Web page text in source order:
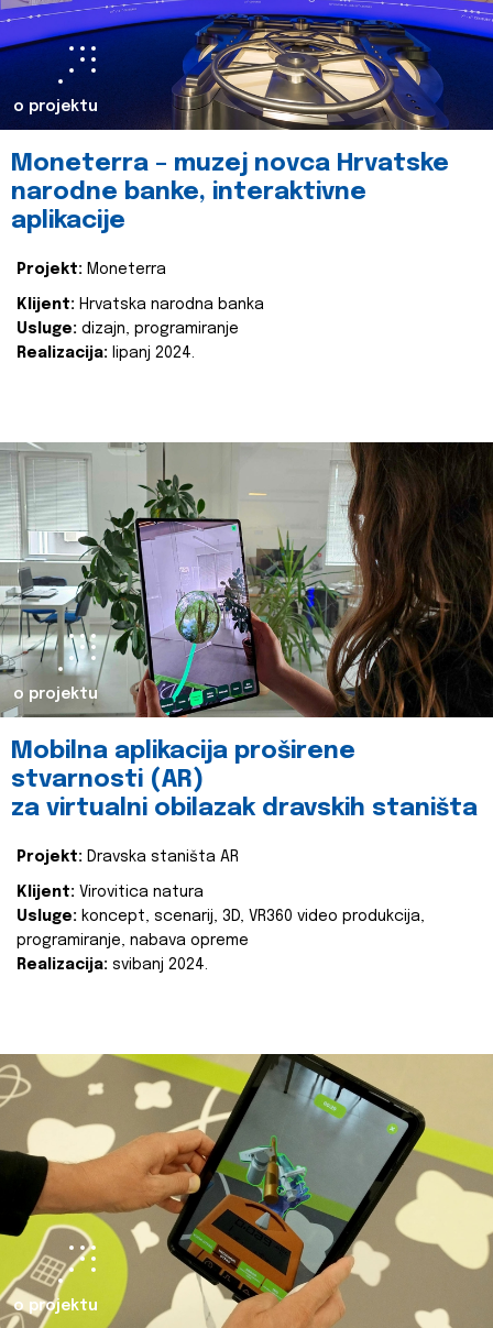
o projektu
Moneterra – muzej novca Hrvatske
narodne banke, interaktivne
aplikacije
Projekt: Moneterra
Klijent: Hrvatska narodna banka
Usluge: dizajn, programiranje
Realizacija: lipanj 2024.
o projektu
Mobilna aplikacija proširene
stvarnosti (AR)
za virtualni obilazak dravskih staništa
Projekt: Dravska staništa AR
Klijent: Virovitica natura
Usluge: koncept, scenarij, 3D, VR360 video produkcija,
programiranje, nabava opreme
Realizacija: svibanj 2024.
o projektu